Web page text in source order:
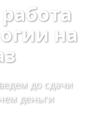
на
до сдачи
деньги